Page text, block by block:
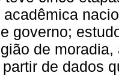
acadêmica
governo;
de
de dados